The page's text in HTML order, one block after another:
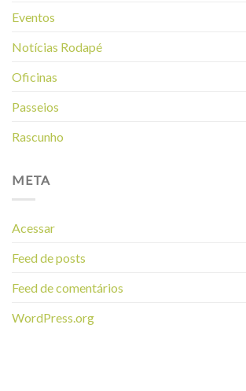
Eventos
Notícias Rodapé
Oficinas
Passeios
Rascunho
META
Acessar
Feed de posts
Feed de comentários
WordPress.org